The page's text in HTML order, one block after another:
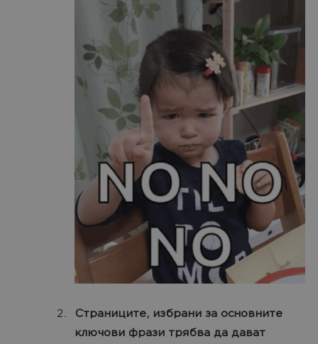
Страниците, избрани за основните
ключови фрази трябва да дават